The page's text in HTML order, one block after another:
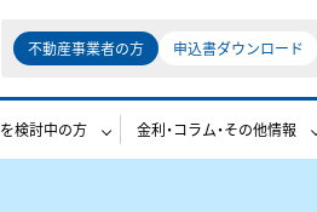
不動産事業者の方 申込書ダウンロード
検討中の方 金利・コラム・その他情報